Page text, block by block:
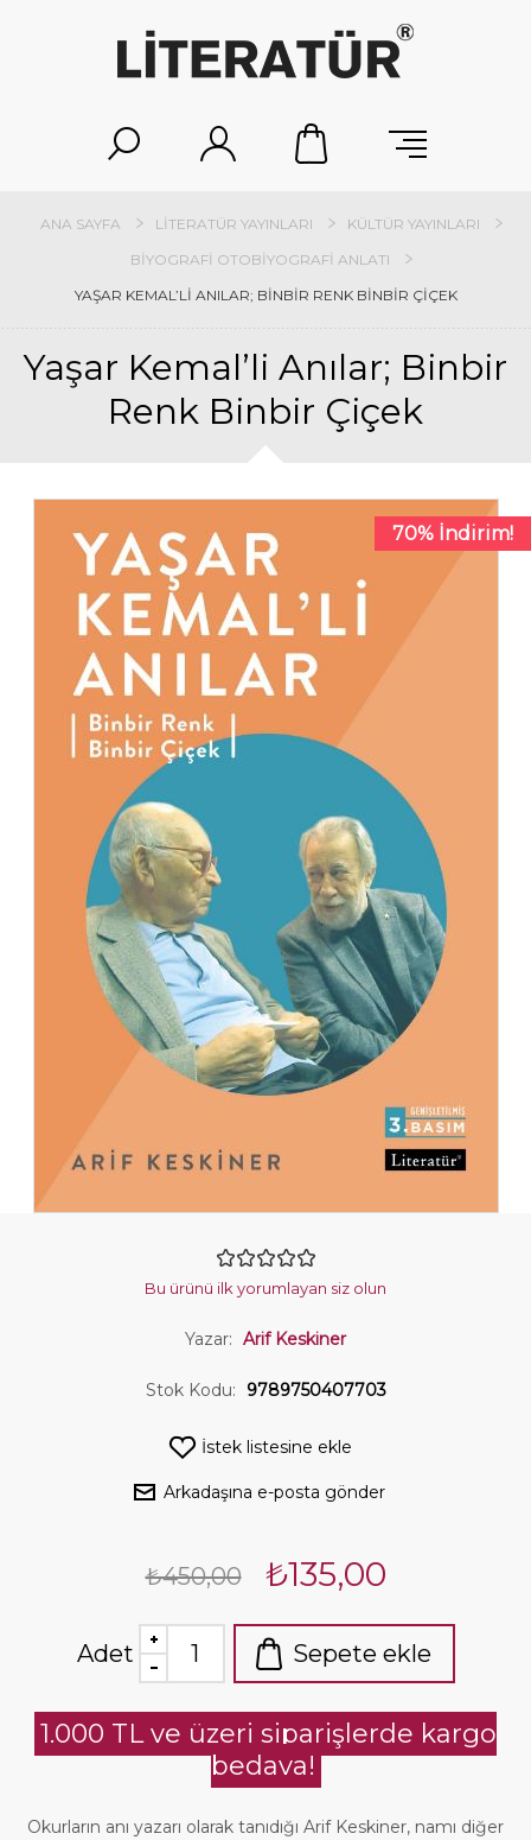
ANA SAYFA LITERATÜR YAYINLARI
KÜLTÜR YAYINLARI
BIYOGRAFI OTOBIYOGRAFI ANLATI
YAŞAR KEMAL’LI ANILAR; BINBIR RENK BINBIR ÇIÇEK
Yaşar Kemal’li Anılar; Binbir
Renk Binbir Çiçek
70% İndirim!
Bu ürünü ilk yorumlayan siz olun
Yazar: Arif Keskiner
Stok Kodu: 9789750407703
İstek listesine ekle
Arkadaşına e-posta gönder
₺450,00 ₺135,00
Adet Sepete ekle
1.000 TL ve üzeri siparişlerde kargo
bedava!
Okurların anı yazarı olarak tanıdığı Arif Keskiner, namı diğer